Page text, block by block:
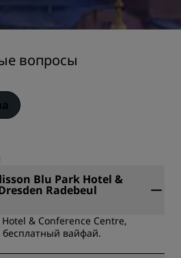
вопросы
Blu Park Hotel &
Radebeul
& Conference Centre,
бесплатный вайфай.